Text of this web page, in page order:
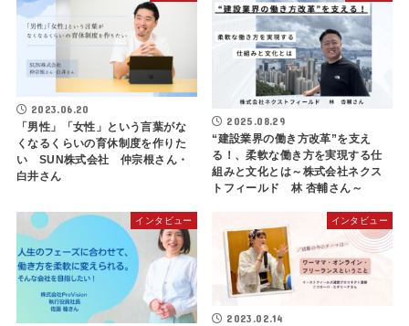
2023.06.20
「男性」「女性」という言葉がな
くなるくらいの育休制度を作りた
い SUN株式会社 仲宗根さん・
白井さん
2025.08.29
“建設業界の働き方改革”を支え
る！、柔軟な働き方を実現する仕
組みと文化とは～株式会社ネクス
トフィールド 林 杏輔さん～
インタビュー インタビュー
2023.02.14